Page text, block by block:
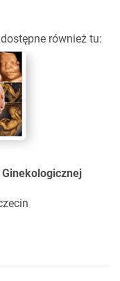
również tu:
Ginekologicznej